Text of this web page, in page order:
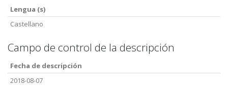
Lengua (s)
Castellano
Campo de control de la descripción
Fecha de descripción
2018-08-07